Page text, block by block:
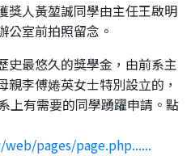
獎人黃堃誠同學由主任王啟明
公室前拍照留念。
史最悠久的獎學金，由前系主
李傅婘英女士特別設立的，
上有需要的同學踴躍申請。點
pages/page.php......